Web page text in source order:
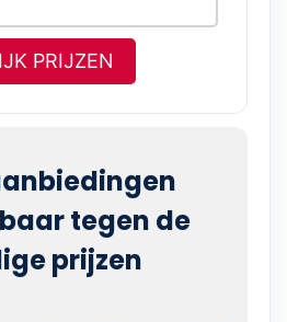
PRIJZEN
tegen de
prijzen